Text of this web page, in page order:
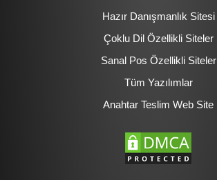
Hazır Danışmanlık Sitesi
Çoklu Dil Özellikli Siteler
Sanal Pos Özellikli Siteler
Tüm Yazılımlar
Anahtar Teslim Web Site